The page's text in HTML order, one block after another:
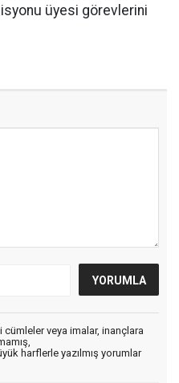
üyesi görevlerini
veya imalar, inançlara
harflerle yazılmış yorumlar